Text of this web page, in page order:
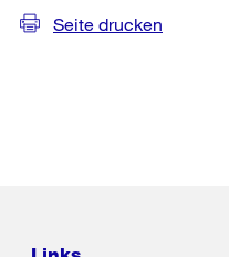
Seite drucken